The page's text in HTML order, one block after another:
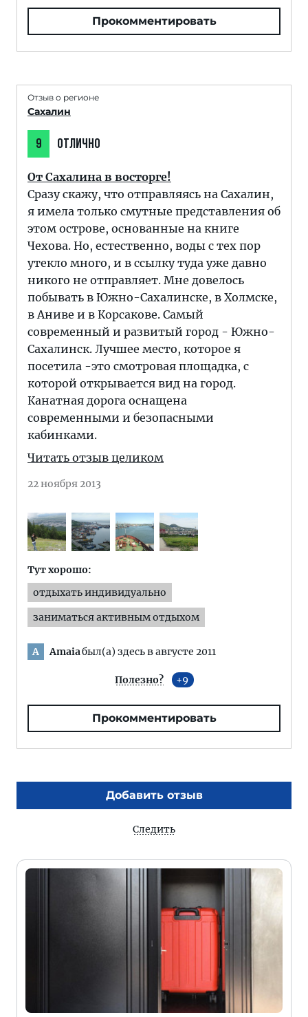
Прокомментировать
Отзыв о регионе
Сахалин
9 ОТЛИЧНО
От Сахалина в восторге!
Сразу скажу, что отправляясь на Сахалин,
я имела только смутные представления об
этом острове, основанные на книге
Чехова. Но, естественно, воды с тех пор
утекло много, и в ссылку туда уже давно
никого не отправляет. Мне довелось
побывать в Южно-Сахалинске, в Холмске,
в Аниве и в Корсакове. Самый
современный и развитый город - Южно-
Сахалинск. Лучшее место, которое я
посетила -это смотровая площадка, с
которой открывается вид на город.
Канатная дорога оснащена
современными и безопасными
кабинками.
Читать отзыв целиком
22 ноября 2013
Тут хорошо:
отдыхать индивидуально
заниматься активным отдыхом
A Amaiaбыл(а) здесь в августе 2011
Полезно? 9
Прокомментировать
Добавить отзыв
Следить